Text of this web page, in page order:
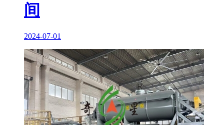
间
2024-07-01